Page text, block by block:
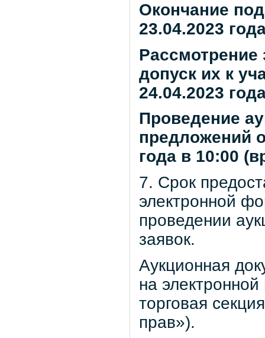
Окончание
23.04.2023
Рассмотрение
допуск их к
24.04.2023
Проведение
предложений
года в 10:00
7. Срок
электронной
проведении
заявок.
Аукционная
на
торговая
прав»).